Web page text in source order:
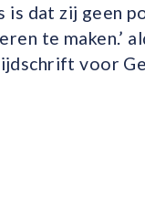
dat zij geen
te maken.’
voor